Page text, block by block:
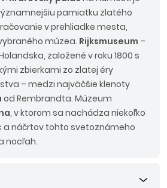
pamiatku zlatého
v prehliadke mesta,
múzea. Rijksmuseum –
založené v roku 1800 s
zbierkami zo zlatej éry
– medzi najväčšie klenoty
od Rembrandta. Múzeum
, v ktorom sa nachádza niekoľko
a náčrtov tohto svetoznámeho
nocľah.